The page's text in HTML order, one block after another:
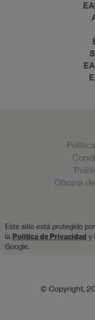
Oficina
Este sitio está protegido
la Política de Privacidad y
Google.
© Copyright,